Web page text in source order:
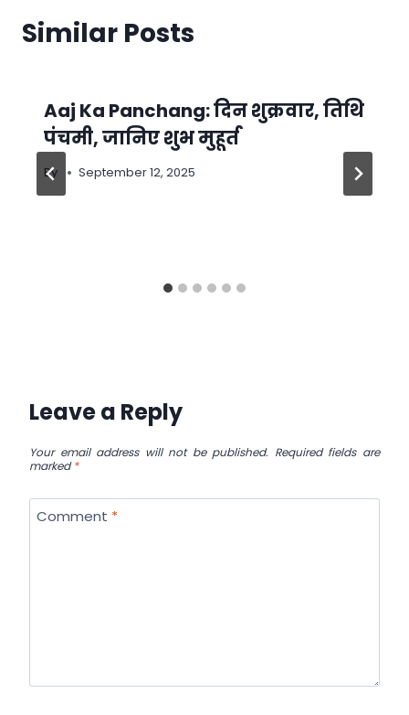
Similar Posts
Aaj Ka Panchang: दिन शुक्रवार, तिथि
पंचमी, जानिए शुभ मुहूर्त
By September 12, 2025
Leave a Reply
Your email address will not be published. Required fields are
marked*
Comment *